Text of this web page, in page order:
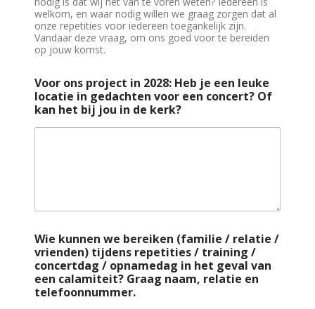
welkom, en waar nodig willen we graag zorgen dat al
onze repetities voor iedereen toegankelijk zijn.
Vandaar deze vraag, om ons goed voor te bereiden
op jouw komst.
Voor ons project in 2028: Heb je een leuke
locatie in gedachten voor een concert? Of
kan het bij jou in de kerk?
Wie kunnen we bereiken (familie / relatie /
vrienden) tijdens repetities / training /
concertdag / opnamedag in het geval van
een calamiteit? Graag naam, relatie en
telefoonnummer.